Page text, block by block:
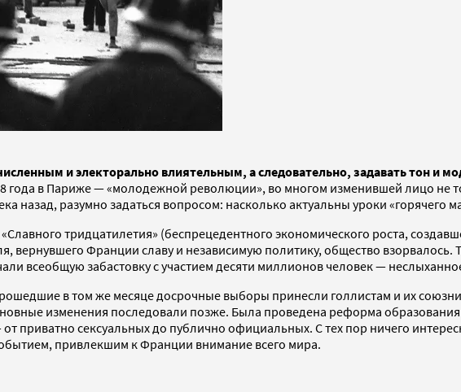
и электорально влиятельным, а следовательно, задавать тон и
года в Париже — «молодежной революции», во многом изменившей лицо
назад, разумно задаться вопросом: насколько актуальны уроки «горячего
тридцатилетия» (беспрецедентного экономического роста,
вернувшего Франции славу и независимую политику, общество
всеобщую забастовку с участием десяти миллионов человек —
в том же месяце досрочные выборы принесли голлистам и их
изменения последовали позже. Была проведена реформа образования
приватно сексуальных до публично официальных. С тех пор ничего
привлекшим к Франции внимание всего мира.